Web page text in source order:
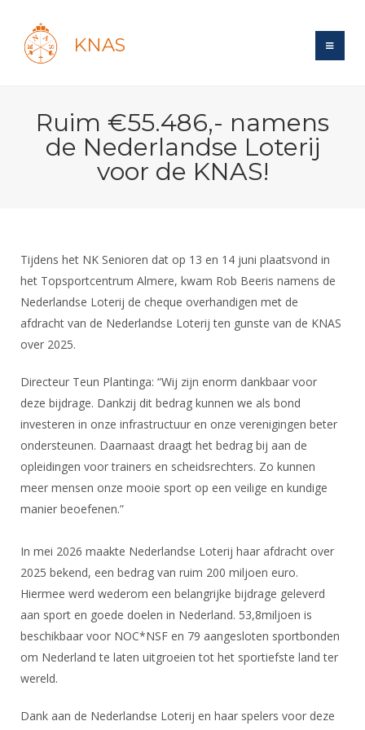
KNAS
Login
Forums
Maandelijks archief
Evenement
Gebruiksvoorwaarden
Handleiding
Historie
Bond
Bond
Reglementen
Ledencijfers
Organisatie
Bestuur
Commissies
Ereleden
Leden van Verdiensten
Bondsbureau
Contact
Medewerkers
Samenwerking
Schermen
Recreatiesport
Veteranen
Lichtzwaardschermen
Ranglijsten
Inschrijven
Reglementen
Materiaal
Schermpaspoort
Wedstrijdkalender
KNAS Keurmerk
NK's
Nieuws
NK's
Oranje
FBT
SBT
Atletencommissie
Internationale Titeltoernooien
Internationale aanmeldingen
Voor de jeugd
Spreekbeurtpakket
Ouders en vereniging
Brassardsysteem
Nieuws
Nationale opleidingen
Opleidingen
Voor scheidsrechters
Nieuws
Scheidsrechterslijst
Scheidsrechter Documentatie
Schermforum
Zoek Vereniging
Contact
NK organiseren
Ruim €55.486,- namens
de Nederlandse Loterij
voor de KNAS!
Tijdens het NK Senioren dat op 13 en 14 juni plaatsvond in
het Topsportcentrum Almere, kwam Rob Beeris namens de
Nederlandse Loterij de cheque overhandigen met de
afdracht van de Nederlandse Loterij ten gunste van de KNAS
over 2025.
Directeur Teun Plantinga: “Wij zijn enorm dankbaar voor
deze bijdrage. Dankzij dit bedrag kunnen we als bond
investeren in onze infrastructuur en onze verenigingen beter
ondersteunen. Daarnaast draagt het bedrag bij aan de
opleidingen voor trainers en scheidsrechters. Zo kunnen
meer mensen onze mooie sport op een veilige en kundige
manier beoefenen.”
In mei 2026 maakte Nederlandse Loterij haar afdracht over
2025 bekend, een bedrag van ruim 200 miljoen euro.
Hiermee werd wederom een belangrijke bijdrage geleverd
aan sport en goede doelen in Nederland. 53,8miljoen is
beschikbaar voor NOC*NSF en 79 aangesloten sportbonden
om Nederland te laten uitgroeien tot het sportiefste land ter
wereld.
Dank aan de Nederlandse Loterij en haar spelers voor deze